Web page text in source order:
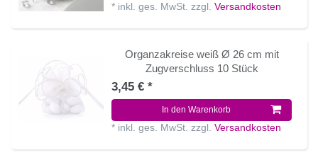
* inkl. ges. MwSt. zzgl.Versandkosten
Organzakreise weiß Ø 26 cm mit
Zugverschluss 10 Stück
3,45 € *
In den Warenkorb
* inkl. ges. MwSt. zzgl.Versandkosten